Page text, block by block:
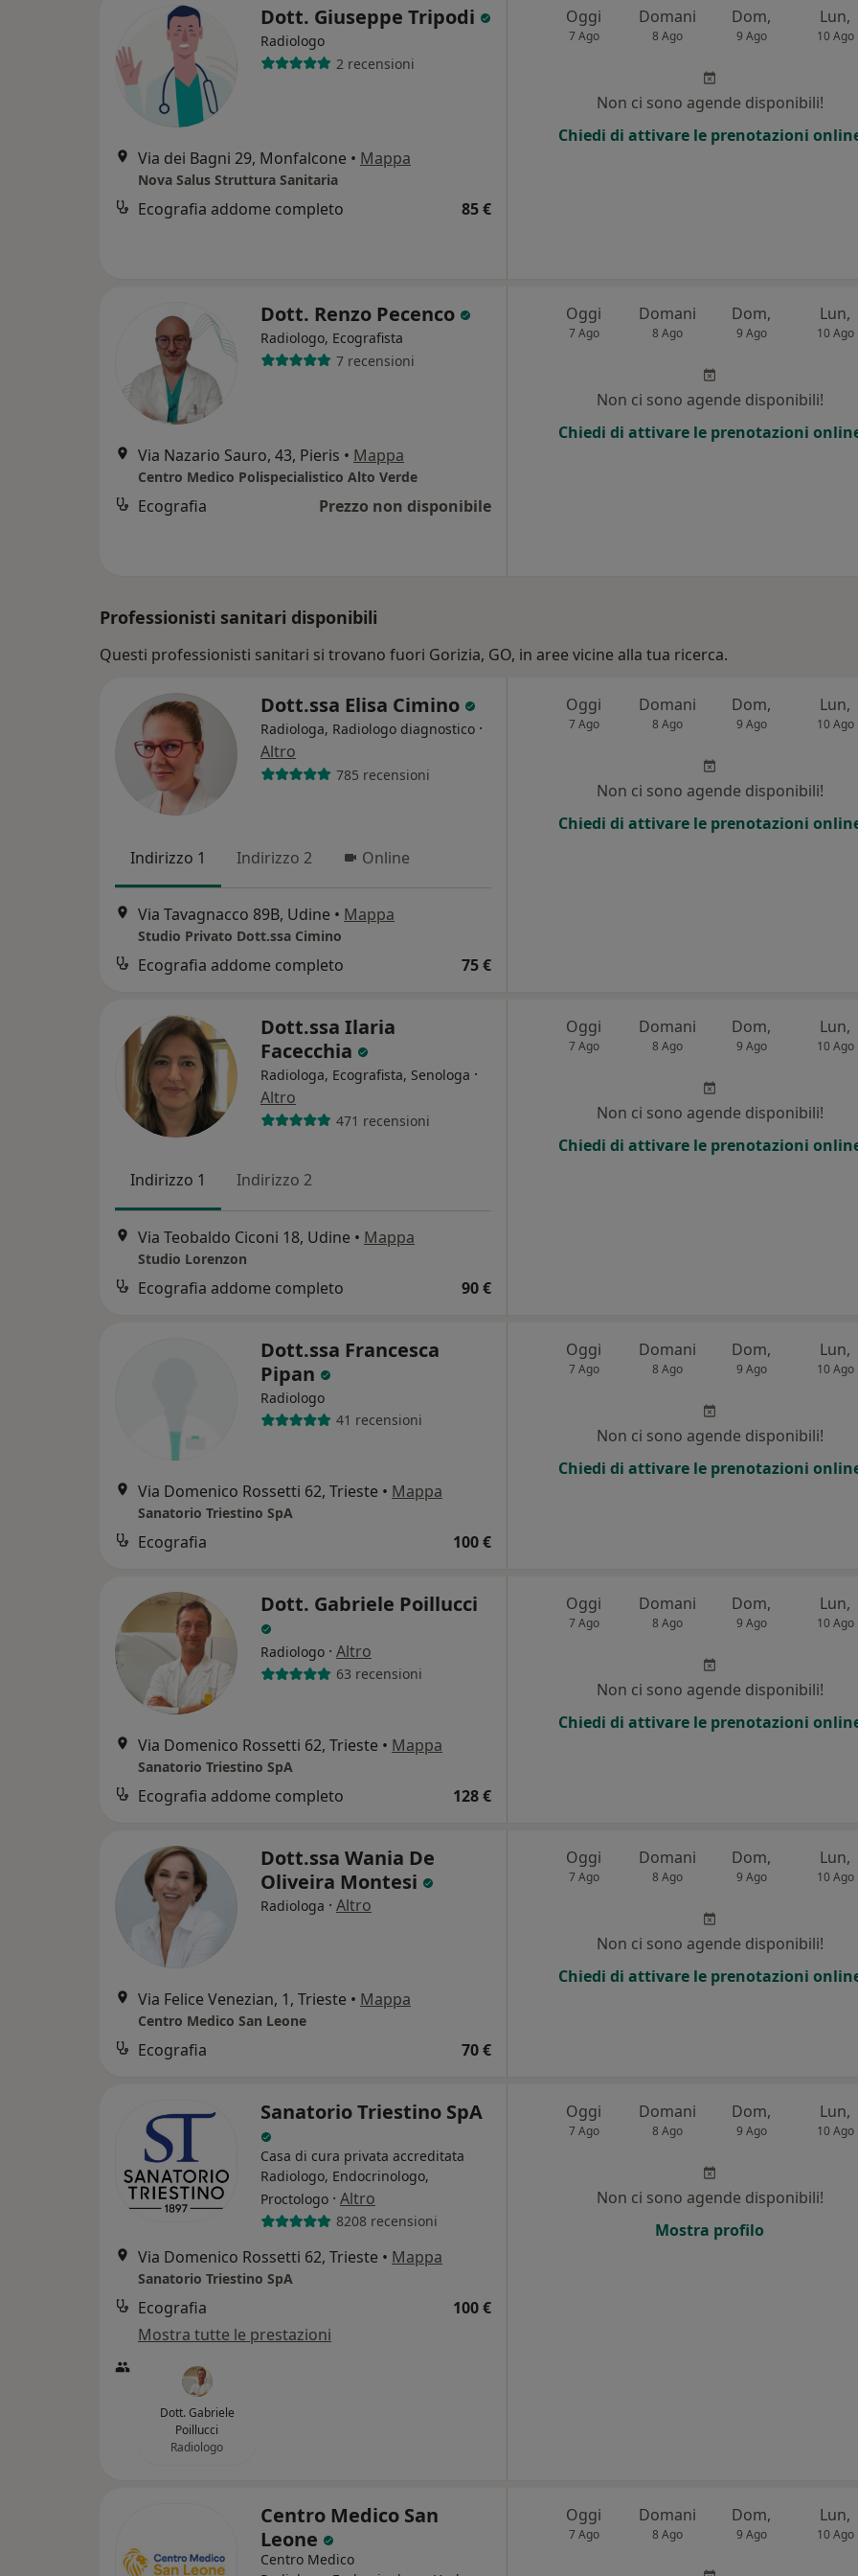
Dott. Giuseppe Tripodi
Radiologo
2 recensioni
Via dei Bagni 29, Monfalcone • Mappa
Nova Salus Struttura Sanitaria
Ecografia addome completo 85 €
Oggi
7 Ago
Domani
8 Ago
Dom,
9 Ago
Lun,
10 Ago
Non ci sono agende disponibili!
Chiedi di attivare le prenotazioni
Dott. Renzo Pecenco
Radiologo, Ecografista
7 recensioni
Via Nazario Sauro, 43, Pieris • Mappa
Centro Medico Polispecialistico Alto Verde
Ecografia Prezzo non disponibile
Oggi
7 Ago
Domani
8 Ago
Dom,
9 Ago
Lun,
10 Ago
Non ci sono agende disponibili!
Chiedi di attivare le prenotazioni
Professionisti sanitari disponibili
Questi professionisti sanitari si trovano fuori Gorizia, GO, in aree vicine alla tua ricerca.
Dott.ssa Elisa Cimino
Radiologa, Radiologo diagnostico ·
Altro
785 recensioni
Indirizzo 1 Indirizzo 2 Online
Via Tavagnacco 89B, Udine • Mappa
Studio Privato Dott.ssa Cimino
Ecografia addome completo 75 €
Oggi
7 Ago
Domani
8 Ago
Dom,
9 Ago
Lun,
10 Ago
Non ci sono agende disponibili!
Chiedi di attivare le prenotazioni
Dott.ssa Ilaria
Facecchia
Radiologa, Ecografista, Senologa ·
Altro
471 recensioni
Indirizzo 1 Indirizzo 2
Via Teobaldo Ciconi 18, Udine • Mappa
Studio Lorenzon
Ecografia addome completo 90 €
Oggi
7 Ago
Domani
8 Ago
Dom,
9 Ago
Lun,
10 Ago
Non ci sono agende disponibili!
Chiedi di attivare le prenotazioni
Dott.ssa Francesca
Pipan
Radiologo
41 recensioni
Via Domenico Rossetti 62, Trieste • Mappa
Sanatorio Triestino SpA
Ecografia 100 €
Oggi
7 Ago
Domani
8 Ago
Dom,
9 Ago
Lun,
10 Ago
Non ci sono agende disponibili!
Chiedi di attivare le prenotazioni
Dott. Gabriele Poillucci
Radiologo · Altro
63 recensioni
Via Domenico Rossetti 62, Trieste • Mappa
Sanatorio Triestino SpA
Ecografia addome completo 128 €
Oggi
7 Ago
Domani
8 Ago
Dom,
9 Ago
Lun,
10 Ago
Non ci sono agende disponibili!
Chiedi di attivare le prenotazioni
Dott.ssa Wania De
Oliveira Montesi
Radiologa · Altro
Via Felice Venezian, 1, Trieste • Mappa
Centro Medico San Leone
Ecografia 70 €
Oggi
7 Ago
Domani
8 Ago
Dom,
9 Ago
Lun,
10 Ago
Non ci sono agende disponibili!
Chiedi di attivare le prenotazioni
Sanatorio Triestino SpA
Casa di cura privata accreditata
Radiologo, Endocrinologo,
Proctologo · Altro
8208 recensioni
Via Domenico Rossetti 62, Trieste • Mappa
Sanatorio Triestino SpA
Ecografia
100 €
Mostra tutte le prestazioni
Dott. Gabriele
Poillucci
Radiologo
Oggi
7 Ago
Domani
8 Ago
Dom,
9 Ago
Lun,
10 Ago
Non ci sono agende disponibili!
Mostra profilo
Centro Medico San
Leone
Centro Medico
Oggi
7 Ago
Domani
8 Ago
Dom,
9 Ago
Lun,
10 Ago